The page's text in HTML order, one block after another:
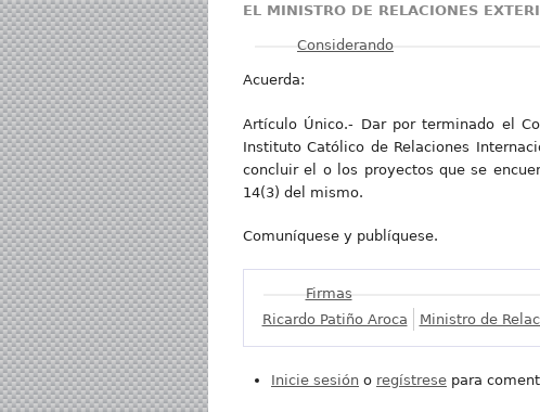
EL MINISTRO DE RELACIONES
Mostrar
Considerando
Acuerda:
Artículo Único.- Dar por terminado el
Instituto Católico de Relaciones
concluir el o los proyectos que se
14(3) del mismo.
Comuníquese y publíquese.
Mostrar
Firmas
Ricardo Patiño Aroca Ministro de
Inicie sesión o regístrese para